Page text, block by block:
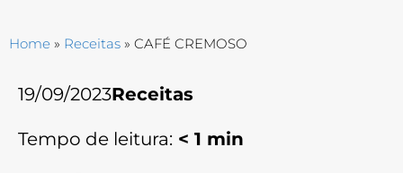
Home » Receitas » CAFÉ CREMOSO
19/09/2023Receitas
Tempo de leitura: < 1 min